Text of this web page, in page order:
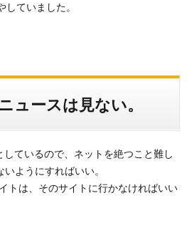
ていました。
ュースは見ない。
ているので、ネットを絶つこと難し
ようにすればいい。
トは、そのサイトに行かなければいい